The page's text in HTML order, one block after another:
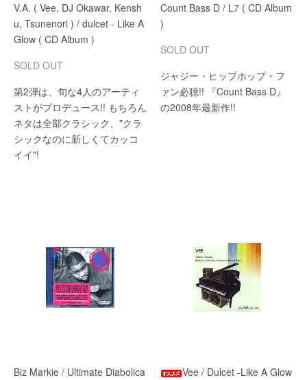
V.A. ( Vee, DJ Okawar, Kensh
u, Tsunenori ) / dulcet - Like A
Glow ( CD Album )
SOLD OUT
第2弾は、旬な4人のアーティ
ストがプロデュース!! もちろん
ネタは全部クラシック、"クラ
シックなのに新しくてカッコ
イイ"!
Count Bass D / L7 ( CD Album
)
SOLD OUT
ジャジー・ヒップホップ・フ
ァン必聴!! 『Count Bass D』
の2008年最新作!!
Biz Markie / Ultimate Diabolica
Vee / Dulcet -Like A Glow